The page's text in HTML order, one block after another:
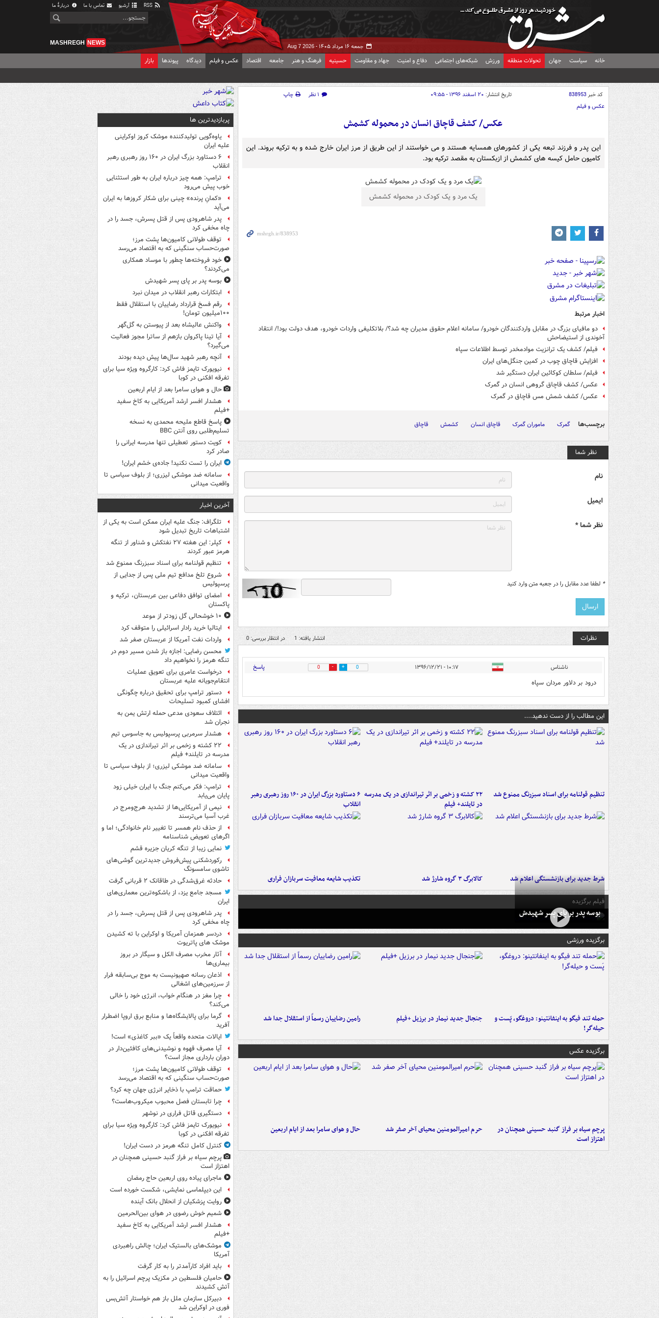
آرشیو تماس با ما دربارهٔ ما
جمعه ۱۶ مرداد ۱۴۰۵ - Aug 7 2026
MASHREGH NEWS
خانه سیاست جهان تحولات منطقه ورزش شبکه‌های اجتماعی دفاع و امنیت جهاد و مقاومت حسینیه فرهنگ و هنر جامعه اقتصاد عکس و فیلم دیدگاه پیوندها بازار
کد خبر838953 تاریخ انتشار: ۲۰ اسفند ۱۳۹۶ - ۰۹:۵۵ ۱ نظر
چاپ
عکس و فیلم
عکس/ کشف قاچاق انسان در محموله کشمش
این پدر و فرزند تبعه یکی از کشورهای همسایه هستند و می خواستند از این طریق از مرز ایران خارج شده و به ترکیه بروند. این
کامیون حامل کیسه های کشمش از ازبکستان به مقصد ترکیه بود.
یک مرد و یک کودک در محموله کشمش
اخبار مرتبط
دو مافیای بزرگ در مقابل واردکنندگان خودرو/ سامانه اعلام حقوق مدیران چه شد؟/ بلاتکلیفی واردات خودرو، هدف دولت بود!/ انتقاد
آخوندی از استیضاحش
فیلم/ کشف یک ترانزیت موادمخدر توسط اطلاعات سپاه
افزایش قاچاق چوب در کمین جنگل‌های ایران
فیلم/ سلطان کوکائین ایران دستگیر شد
عکس/ کشف قاچاق گروهی انسان در گمرک
عکس/ کشف شمش مس قاچاق در گمرک
برچسب‌ها گمرک ماموران گمرک قاچاق انسان کشمش قاچاق
نظر شما
نام
ایمیل
نظر شما *
* لطفا عدد مقابل را در جعبه متن وارد کنید
نظرات انتشار یافته: 1 در انتظار بررسی: 0
ناشناس ۱۰:۱۷ - ۱۳۹۶/۱۲/۲۱ 0
0 پاسخ
درود بر دلاور مردان سپاه
این مطالب را از دست ندهید....
تنظیم قولنامه برای اسناد سبزرنگ ممنوع شد
۲۲ کشته و زخمی بر اثر تیراندازی در یک مدرسه
در تایلند+ فیلم
۶ دستاورد بزرگ ایران در ۱۶۰ روز رهبری رهبر
انقلاب
شرط جدید برای بازنشستگی اعلام شد کالابرگ ۳ گروه شارژ شد تکذیب شایعه معافیت سربازان فراری
فیلم برگزیده
بوسه‌ پدر بر پای پسر شهیدش
برگزیده ورزشی
حمله تند فیگو به اینفانتینو: دروغگو، پَست‌ و
حیله‌گر!
جنجال جدید نیمار در برزیل +فیلم رامین رضاییان رسماً از استقلال جدا شد
برگزیده عکس
پرچم سیاه بر فراز گنبد حسینی همچنان در
اهتزاز است
حرم امیرالمومنین محیای آخر صفر شد حال و هوای سامرا بعد از ایام اربعین
پربازدیدترین ها
یاوه‌گویی تولیدکننده موشک کروز اوکراینی
علیه ایران
۶ دستاورد بزرگ ایران در ۱۶۰ روز رهبری رهبر
انقلاب
ترامپ: همه چیز درباره ایران به طور استثنایی
خوب پیش می‌رود
«کمانِ پرنده» چینی برای شکار کروزها به ایران
می‌آید
پدر شاهرودی پس از قتل پسرش، جسد را در
چاه مخفی کرد
توقف طولانی کامیون‌ها پشت مرز؛
صورت‌حساب سنگینی که به اقتصاد می‌رسد
خود فروخته‌ها چطور با موساد همکاری
می‌کردند؟
بوسه‌ پدر بر پای پسر شهیدش
ابتکارات رهبر انقلاب در میدان نبرد
رقم فسخ قرارداد رضاییان با استقلال فقط
۱۰۰میلیون تومان!
واکنش عالیشاه بعد از پیوستن به گل‌گهر
آیا تینا پاکروان بازهم از ساترا مجوز فعالیت
می‌گیرد؟
آنچه رهبر شهید سال‌ها پیش دیده بودند
نیویورک تایمز فاش کرد: کارگروه ویژه سیا برای
تفرقه افکنی در کوبا
حال و هوای سامرا بعد از ایام اربعین
هشدار افسر ارشد آمریکایی به کاخ سفید
+فیلم
پاسخ قاطع ملیحه محمدی به نسخه
تسلیم‌طلبی روی آنتن BBC
کویت دستور تعطیلی تنها مدرسه ایرانی را
صادر کرد
ایران را تست نکنید! جاده‌ی خشم ایران!
سامانه ضد موشکی لیزری؛ از بلوف سیاسی تا
واقعیت میدانی
آخرین اخبار
تلگراف: جنگ علیه ایران ممکن است به یکی از
اشتباهات تاریخ تبدیل شود
کپلر: این هفته ۲۷ نفتکش و شناور از تنگه
هرمز عبور کردند
تنظیم قولنامه برای اسناد سبزرنگ ممنوع شد
شروع تلخ مدافع تیم ملی پس از جدایی از
پرسپولیس
امضای توافق دفاعی بین عربستان، ترکیه و
پاکستان
۱۰ خوشحالی گل زودتر از موعد
ایتالیا خرید رادار اسرائیلی را متوقف کرد
واردات نفت آمریکا از عربستان صفر شد
محسن رضایی: اجازه باز شدن مسیر دوم در
تنگه هرمز را نخواهیم داد
درخواست عامری برای تعویق عملیات
انتقام‌جویانه علیه عربستان
دستور ترامپ برای تحقیق درباره چگونگی
افشای کمبود تسلیحات
ائتلاف سعودی مدعی حمله ارتش یمن به
نجران شد
هشدار سرمربی پرسپولیس به جاسوس تیم
۲۲ کشته و زخمی بر اثر تیراندازی در یک
مدرسه در تایلند+ فیلم
سامانه ضد موشکی لیزری؛ از بلوف سیاسی تا
واقعیت میدانی
ترامپ: فکر می‌کنم جنگ با ایران خیلی زود
پایان می‌یابد
نیمی از آمریکایی‌ها از تشدید هرج‌ومرج در
غرب آسیا می‌ترسند
از حذف نام همسر تا تغییر نام خانوادگی؛ اما و
اگرهای تعویض شناسنامه
نمایی زیبا از تنگه کریان جزیره قشم
رکوردشکنی پیش‌فروش جدیدترین گوشی‌های
تاشوی سامسونگ
حادثه غرق‌شدگی در طاقانک ۲ قربانی گرفت
مسجد جامع یزد، از باشکوه‌ترین معماری‌های
ایران
پدر شاهرودی پس از قتل پسرش، جسد را در
چاه مخفی کرد
دردسر همزمان آمریکا و اوکراین با ته کشیدن
موشک های پاتریوت
آثار مخرب مصرف الکل و سیگار در بروز
بیماری‌ها
اذعان رسانه صهیونیست به موج بی‌سابقه فرار
از سرزمین‌های اشغالی
چرا مغز در هنگام خواب، انرژی خود را خالی
می‌کند؟
گرما برای پالایشگاه‌ها و منابع برق اروپا اضطرار
آفرید
ایالات متحده واقعاً یک «ببر کاغذی» است!
آیا مصرف قهوه و نوشیدنی‌های کافئین‌دار در
دوران بارداری مجاز است؟
توقف طولانی کامیون‌ها پشت مرز؛
صورت‌حساب سنگینی که به اقتصاد می‌رسد
حماقت ترامپ با ذخایر انرژی جهان چه کرد؟
چرا تابستان فصل محبوب میکروب‌هاست؟
دستگیری قاتل فراری در نوشهر
نیویورک تایمز فاش کرد: کارگروه ویژه سیا برای
تفرقه افکنی در کوبا
کنترل کامل تنگه هرمز در دست ایران!
پرچم سیاه بر فراز گنبد حسینی همچنان در
اهتزاز است
ماجرای پیاده روی اربعین حاج رمضان
این دیپلماسی نمایشی، شکست خورده است
روایت پزشکیان از انحلال بانک آینده
شمیم خوش رضوی در هوای بین‌الحرمین
هشدار افسر ارشد آمریکایی به کاخ سفید
+فیلم
موشک‌های بالستیک ایران؛ چالش راهبردی
آمریکا
باید افراد کارآمدتر را به کار گرفت
حامیان فلسطین در مکزیک پرچم اسرائیل را به
آتش کشیدند
دبیرکل سازمان ملل باز هم خواستار آتش‌بس
فوری در اوکراین شد